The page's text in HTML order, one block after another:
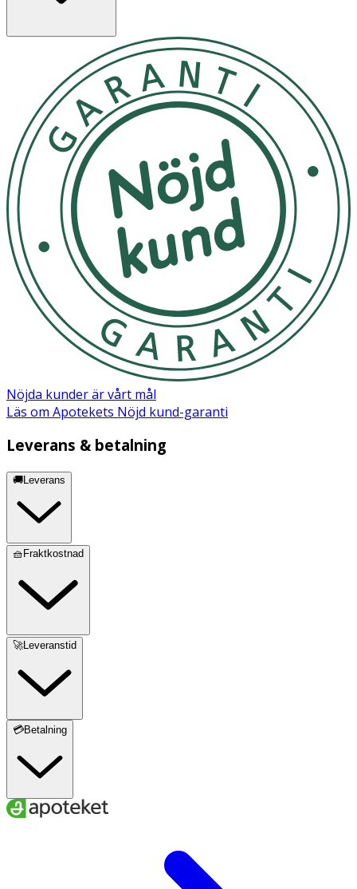
- 100% vegansk.
Innehåll
Aqua, Polyglyceryl-4 Laurate/Sebacate, Polyglyceryl-6
Caprylate/Caprate, Glycerin, Panthenol, Kaolin, Squalane,
Sorbitan Isostearate, Ammonium
Acryloyldimethyltaurate/VP Copolymer, Hydroxyethyl
Acrylate/Sodium Acryloyldimethyl Taurate Copolymer,
Ethylhexylglycerin, Sodium Phytate, Polysorbate 60,
Phenoxyethanol, Alcohol, Parfum.
Nöjda kunder är vårt mål
Läs om Apotekets Nöjd kund-garanti
Leverans & betalning
🚚Leverans
🧺Fraktkostnad
🚀Leveranstid
💳Betalning